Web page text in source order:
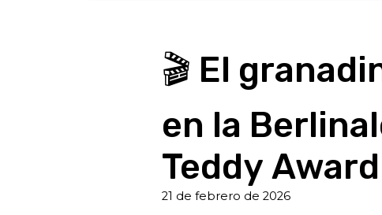
🎬 El
en la
Teddy Award
21 de febrero de 2026